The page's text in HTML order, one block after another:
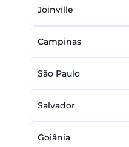
Joinville
Campinas
São Paulo
Salvador
Goiânia